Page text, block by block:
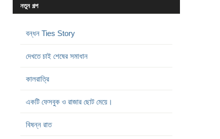
নতুন গল্প
বন্ধন Ties Story
দেখতে চাই শেষের সমাধান
কালরাত্রি
একটি ফেসবুক ও রাজার ছোট মেয়ে।
বিষন্ন রাত